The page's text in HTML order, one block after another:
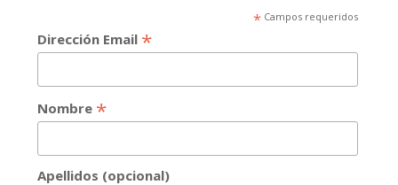
*Campos requeridos
Dirección Email *
Nombre *
Apellidos (opcional)